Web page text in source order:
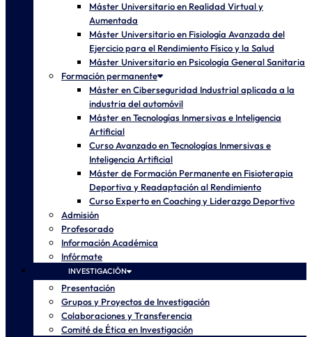
Máster Universitario en Realidad Virtual y
Aumentada
Máster Universitario en Fisiología Avanzada del
Ejercicio para el Rendimiento Físico y la Salud
Máster Universitario en Psicología General Sanitaria
Formación permanente
Máster en Ciberseguridad Industrial aplicada a la
industria del automóvil
Máster en Tecnologías Inmersivas e Inteligencia
Artificial
Curso Avanzado en Tecnologías Inmersivas e
Inteligencia Artificial
Máster de Formación Permanente en Fisioterapia
Deportiva y Readaptación al Rendimiento
Curso Experto en Coaching y Liderazgo Deportivo
Admisión
Profesorado
Información Académica
Infórmate
INVESTIGACIÓN
Presentación
Grupos y Proyectos de Investigación
Colaboraciones y Transferencia
Comité de Ética en Investigación